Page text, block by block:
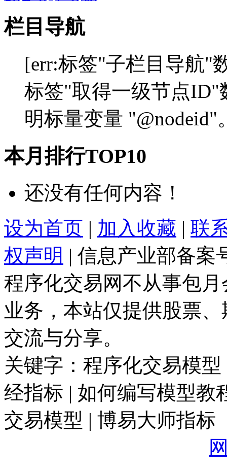
栏目导航
[err:标签"子栏目导航"
标签"取得一级节点ID"
明标量变量 "@nodeid"
本月排行TOP10
还没有任何内容！
设为首页 | 加入收藏 | 联
权声明 | 信息产业部备案
程序化交易网不从事包
业务，本站仅提供股票
交流与分享。
关键字：程序化交易模
经指标 | 如何编写模型教
交易模型 | 博易大师指标